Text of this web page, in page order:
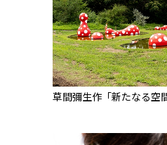
草間彌生作「新たなる空